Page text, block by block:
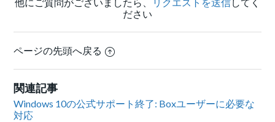
他にご質問がございましたら、 リクエストを送信してく
ださい
ページの先頭へ戻る
関連記事
Windows 10の公式サポート終了: Boxユーザーに必要な
対応